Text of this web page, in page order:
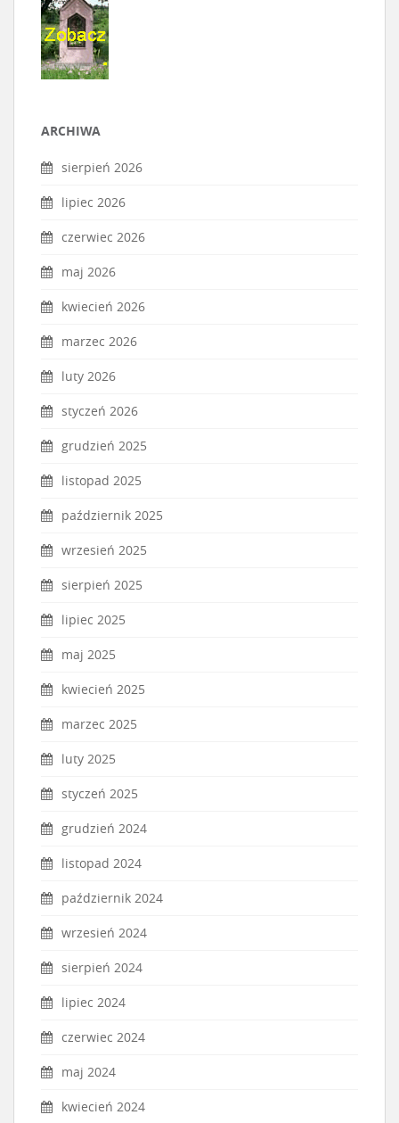
ARCHIWA
sierpień 2026
lipiec 2026
czerwiec 2026
maj 2026
kwiecień 2026
marzec 2026
luty 2026
styczeń 2026
grudzień 2025
listopad 2025
październik 2025
wrzesień 2025
sierpień 2025
lipiec 2025
maj 2025
kwiecień 2025
marzec 2025
luty 2025
styczeń 2025
grudzień 2024
listopad 2024
październik 2024
wrzesień 2024
sierpień 2024
lipiec 2024
czerwiec 2024
maj 2024
kwiecień 2024